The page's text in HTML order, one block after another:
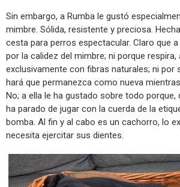
Sin embargo, a Rumba le gustó
mimbre. Sólida, resistente y preciosa.
cesta para perros espectacular. Claro que
por la calidez del mimbre; ni porque respira,
exclusivamente con fibras naturales; ni por
hará que permanezca como nueva
No; a ella le ha gustado sobre todo porque,
ha parado de jugar con la cuerda de la
bomba. Al fin y al cabo es un cachorro, lo
necesita ejercitar sus dientes.